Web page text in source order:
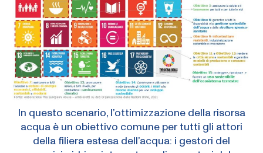
In questo scenario, l’ottimizzazione della risorsa
acqua è un obiettivo comune per tutti gli attori
della filiera estesa dell’acqua: i gestori del